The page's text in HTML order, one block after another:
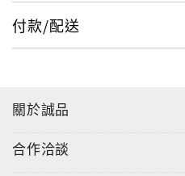
付款/配送
關於誠品
合作洽談